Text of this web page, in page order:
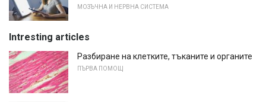
МОЗЪЧНА И НЕРВНА СИСТЕМА
Intresting articles
Разбиране на клетките, тъканите и органите
ПЪРВА ПОМОЩ